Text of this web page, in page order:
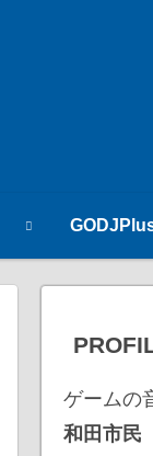
ゲームの
和田市民